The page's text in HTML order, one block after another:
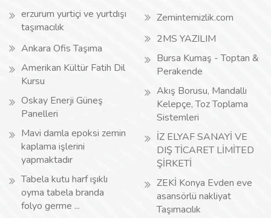
erzurum yurtiçi ve yurtdışı
taşımacılık
Ankara Ofis Taşıma
Amerikan Kültür Fatih Dil
Kursu
Oskay Enerji Güneş
Panelleri
Mavi damla epoksi zemin
kaplama işlerini
yapmaktadır
Tabela kutu harf ışıklı
oyma tabela branda
folyo germe ...
Zemintemizlik.com
2MS YAZILIM
Bursa Kumaş - Toptan &
Perakende
Akış Borusu, Mandallı
Kelepçe, Toz Toplama
Sistemleri
İZ ELYAF SANAYİ VE
DIŞ TİCARET LİMİTED
ŞİRKETİ
ZEKİ Konya Evden eve
asansörlü nakliyat
Taşımacılık